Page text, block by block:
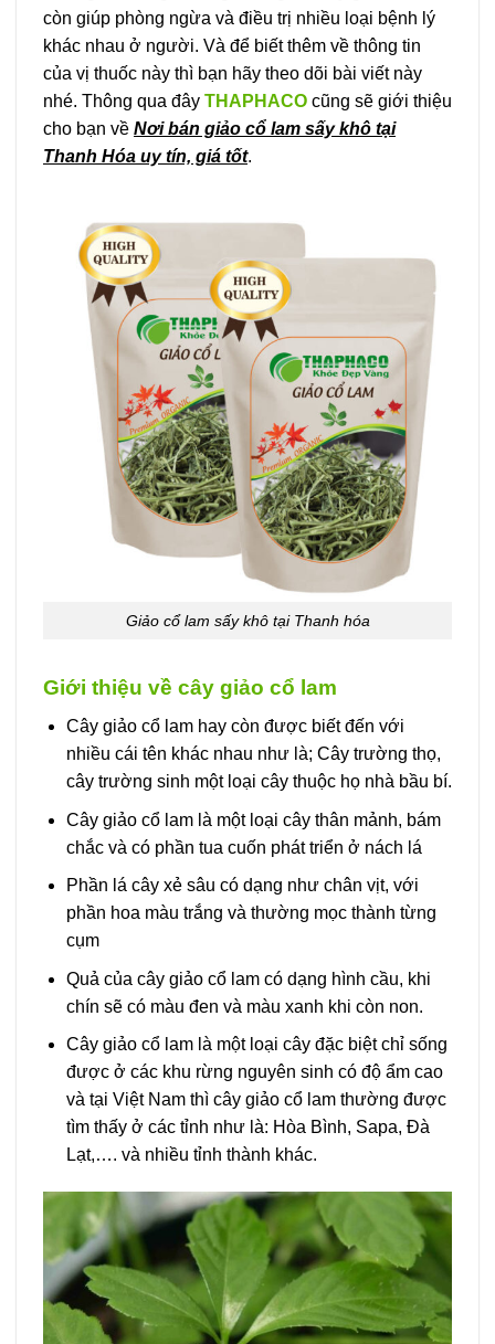
còn giúp phòng ngừa và điều trị nhiều loại bệnh lý
khác nhau ở người. Và để biết thêm về thông tin
của vị thuốc này thì bạn hãy theo dõi bài viết này
nhé. Thông qua đây THAPHACO cũng sẽ giới thiệu
cho bạn về Nơi bán giảo cổ lam sấy khô tại
Thanh Hóa uy tín, giá tốt.
Giảo cổ lam sấy khô tại Thanh hóa
Giới thiệu về cây giảo cổ lam
Cây giảo cổ lam hay còn được biết đến với
nhiều cái tên khác nhau như là; Cây trường thọ,
cây trường sinh một loại cây thuộc họ nhà bầu bí.
Cây giảo cổ lam là một loại cây thân mảnh, bám
chắc và có phần tua cuốn phát triển ở nách lá
Phần lá cây xẻ sâu có dạng như chân vịt, với
phần hoa màu trắng và thường mọc thành từng
cụm
Quả của cây giảo cổ lam có dạng hình cầu, khi
chín sẽ có màu đen và màu xanh khi còn non.
Cây giảo cổ lam là một loại cây đặc biệt chỉ sống
được ở các khu rừng nguyên sinh có độ ẩm cao
và tại Việt Nam thì cây giảo cổ lam thường được
tìm thấy ở các tỉnh như là: Hòa Bình, Sapa, Đà
Lạt,…. và nhiều tỉnh thành khác.